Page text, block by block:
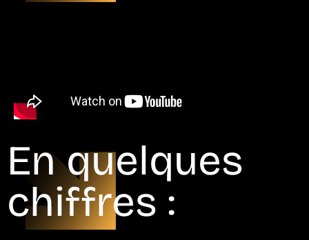
En quelques
chiffres :